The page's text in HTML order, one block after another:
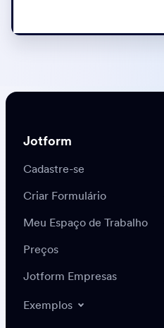
Jotform
Cadastre-se
Criar Formulário
Meu Espaço de Trabalho
Preços
Jotform Empresas
Exemplos